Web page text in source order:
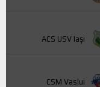
ACS USV Iaşi
CSM Vaslui